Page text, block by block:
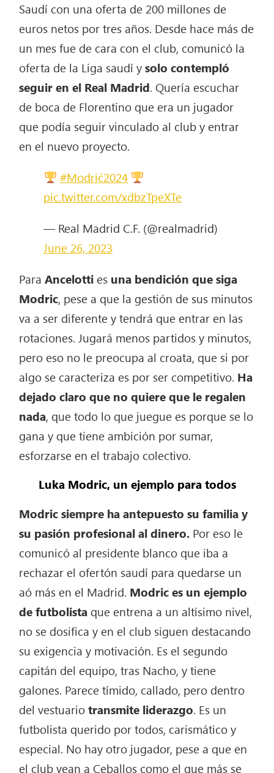
Saudí con una oferta de 200 millones de
euros netos por tres años. Desde hace más de
un mes fue de cara con el club, comunicó la
oferta de la Liga saudí ysolo contempló
seguir en el Real Madrid. Quería escuchar
de boca de Florentino que era un jugador
que podía seguir vinculado al club y entrar
en el nuevo proyecto.
#Modrić2024
pic.twitter.com/xdbzTpeXTe
— Real Madrid C.F. (@realmadrid)
June 26, 2023
ParaAncelotti es una bendición que siga
Modric, pese a que la gestión de sus minutos
va a ser diferente y tendrá que entrar en las
rotaciones. Jugará menos partidos y minutos,
pero eso no le preocupa al croata, que si por
algo se caracteriza es por ser competitivo. Ha
dejado claro que no quiere que le regalen
nada, que todo lo que juegue es porque se lo
gana y que tiene ambición por sumar,
esforzarse en el trabajo colectivo.
Luka Modric, un ejemplo para todos
Modric siempre ha antepuesto su familia y
su pasión profesional al dinero. Por eso le
comunicó al presidente blanco que iba a
rechazar el ofertón saudí para quedarse un
aó más en el Madrid. Modric es un ejemplo
de futbolista que entrena a un altísimo nivel,
no se dosifica y en el club siguen destacando
su exigencia y motivación. Es el segundo
capitán del equipo, tras Nacho, y tiene
galones. Parece tímido, callado, pero dentro
del vestuariotransmite liderazgo. Es un
futbolista querido por todos, carismático y
especial. No hay otro jugador, pese a que en
el club vean a Ceballos como el que más se